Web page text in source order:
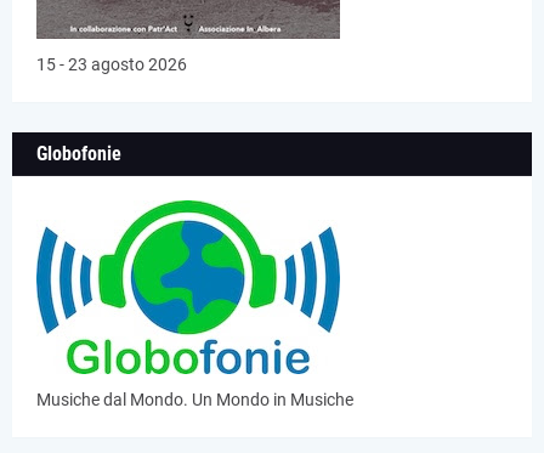
15 - 23 agosto 2026
Globofonie
Musiche dal Mondo. Un Mondo in Musiche